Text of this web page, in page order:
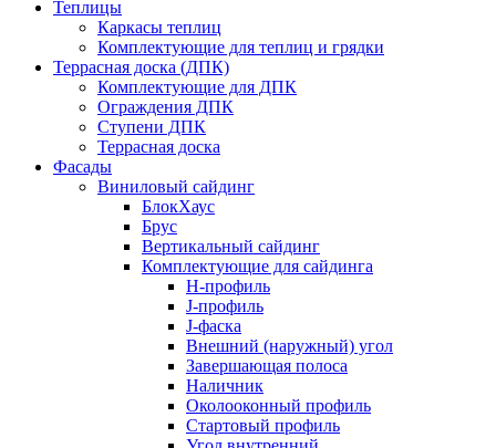
Теплицы
Каркасы теплиц
Комплектующие для теплиц и грядки
Террасная доска (ДПК)
Комплектующие для ДПК
Ограждения ДПК
Ступени ДПК
Террасная доска
Фасады
Виниловый сайдинг
БлокХаус
Брус
Вертикальный сайдинг
Комплектующие для сайдинга
H-профиль
J-профиль
J-фаска
Внешний (наружный) угол
Завершающая полоса
Наличник
Околооконный профиль
Стартовый профиль